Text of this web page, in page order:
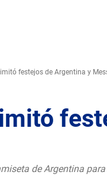
festejos de Argentina y
de Argentina